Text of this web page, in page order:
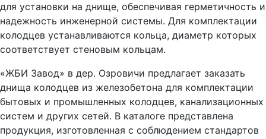
для установки на днище, обеспечивая герметичность и
надежность инженерной системы. Для комплектации
колодцев устанавливаются кольца, диаметр которых
соответствует стеновым кольцам.
«ЖБИ Завод» в дер. Озровичи предлагает заказать
днища колодцев из железобетона для комплектации
бытовых и промышленных колодцев, канализационных
систем и других сетей. В каталоге представлена
продукция, изготовленная с соблюдением стандартов